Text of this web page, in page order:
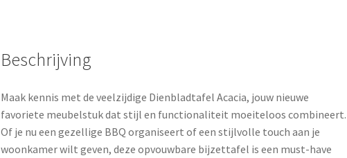
Beschrijving
Maak kennis met de veelzijdige Dienbladtafel Acacia, jouw nieuwe
favoriete meubelstuk dat stijl en functionaliteit moeiteloos combineert.
Of je nu een gezellige BBQ organiseert of een stijlvolle touch aan je
woonkamer wilt geven, deze opvouwbare bijzettafel is een must-have